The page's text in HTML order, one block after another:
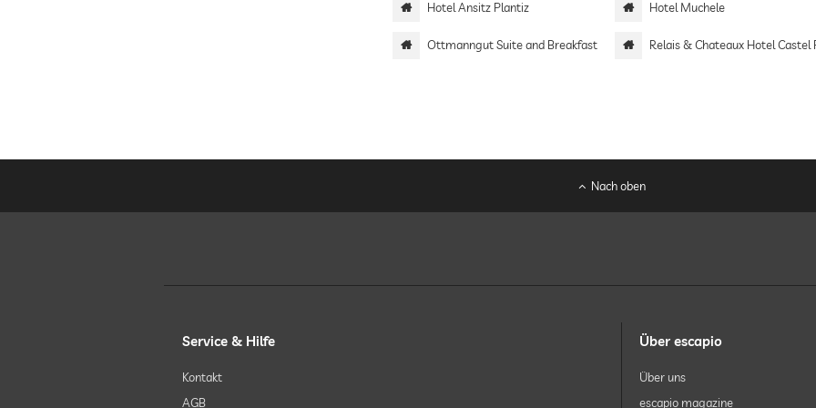
Hotel Ansitz Plantiz Hotel Muchele
Ottmanngut Suite and Breakfast Relais & Chateaux Hotel Castel
Nach oben
Service & Hilfe
Kontakt
AGB
Über escapio
Über uns
escapio magazine